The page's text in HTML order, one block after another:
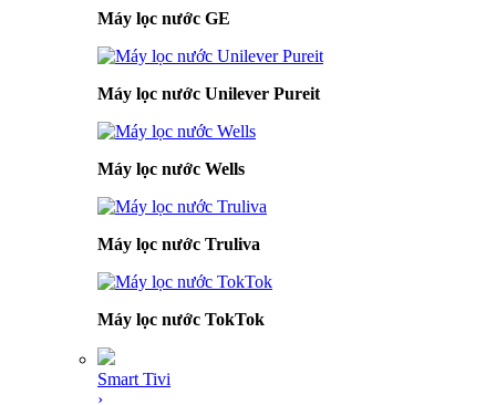
Máy lọc nước GE
Máy lọc nước Unilever Pureit
Máy lọc nước Wells
Máy lọc nước Truliva
Máy lọc nước TokTok
Smart Tivi
›